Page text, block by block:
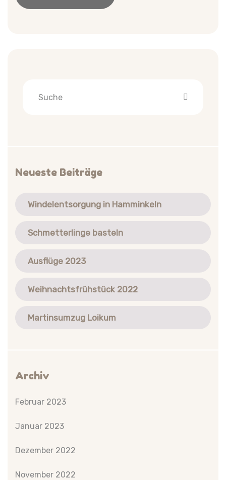
Neueste Beiträge
Windelentsorgung in Hamminkeln
Schmetterlinge basteln
Ausflüge 2023
Weihnachtsfrühstück 2022
Martinsumzug Loikum
Archiv
Februar 2023
Januar 2023
Dezember 2022
November 2022